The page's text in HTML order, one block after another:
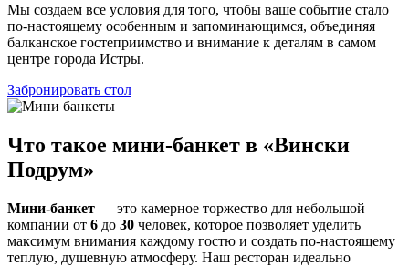
Мы создаем все условия для того, чтобы ваше событие стало
по-настоящему особенным и запоминающимся, объединяя
балканское гостеприимство и внимание к деталям в самом
центре города Истры.
Забронировать стол
Что такое мини-банкет в «Вински
Подрум»
Мини-банкет — это камерное торжество для небольшой
компании от 6 до 30 человек, которое позволяет уделить
максимум внимания каждому гостю и создать по-настоящему
теплую, душевную атмосферу. Наш ресторан идеально